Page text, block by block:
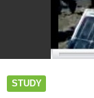
STUDY